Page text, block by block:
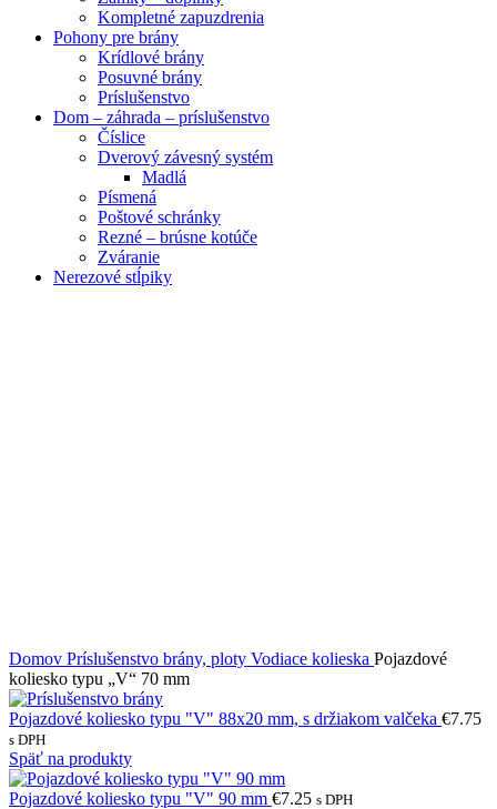
Kompletné zapuzdrenia
Pohony pre brány
Krídlové brány
Posuvné brány
Príslušenstvo
Dom – záhrada – príslušenstvo
Číslice
Dverový závesný systém
Madlá
Písmená
Poštové schránky
Rezné – brúsne kotúče
Zváranie
Nerezové stĺpiky
Domov Príslušenstvo brány, ploty Vodiace kolieska Pojazdové
koliesko typu „V“ 70 mm
Pojazdové koliesko typu "V" 88x20 mm, s držiakom valčeka €7.75
s DPH
Späť na produkty
Pojazdové koliesko typu "V" 90 mm €7.25 s DPH